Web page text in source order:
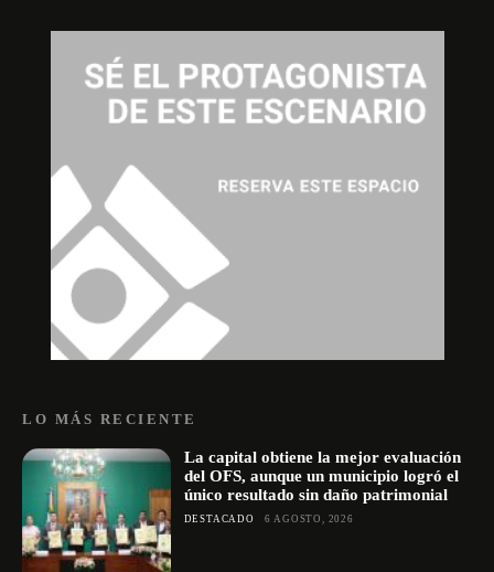
LO MÁS RECIENTE
La capital obtiene la mejor evaluación
del OFS, aunque un municipio logró el
único resultado sin daño patrimonial
DESTACADO 6 AGOSTO, 2026